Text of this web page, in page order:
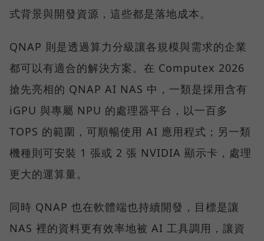
式背景與開發資源，這些都是落地成本。
QNAP 則是透過算力分級讓各規模與需求的企業
都可以有適合的解決方案。在 Computex 2026
搶先亮相的 QNAP AI NAS 中，一類是採用含有
iGPU 與專屬 NPU 的處理器平台，以一百多
TOPS 的範圍，可順暢使用 AI 應用程式；另一類
機種則可安裝 1 張或 2 張 NVIDIA 顯示卡，處理
更大的運算量。
同時 QNAP 也在軟體端也持續開發，目標是讓
NAS 裡的資料更有效率地被 AI 工具調用，讓資